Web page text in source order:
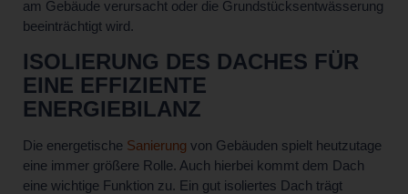
am Gebäude verursacht oder die Grundstücksentwässerung
beeinträchtigt wird.
ISOLIERUNG DES DACHES FÜR
EINE EFFIZIENTE
ENERGIEBILANZ
Die energetische Sanierung von Gebäuden spielt heutzutage
eine immer größere Rolle. Auch hierbei kommt dem Dach
eine wichtige Funktion zu. Ein gut isoliertes Dach trägt